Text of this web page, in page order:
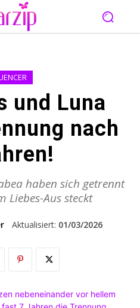
und Luna
nach
haben sich getrennt
Liebes-Aus steckt
Aktualisiert: 01/03/2026